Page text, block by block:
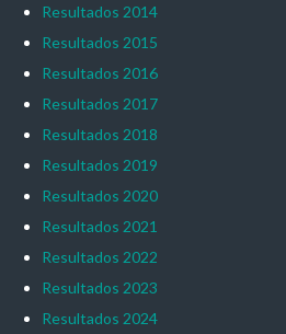
Resultados 2014
Resultados 2015
Resultados 2016
Resultados 2017
Resultados 2018
Resultados 2019
Resultados 2020
Resultados 2021
Resultados 2022
Resultados 2023
Resultados 2024